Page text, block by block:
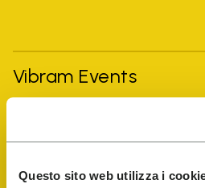
Questo sito web utilizza i
Vibram Events
Shop